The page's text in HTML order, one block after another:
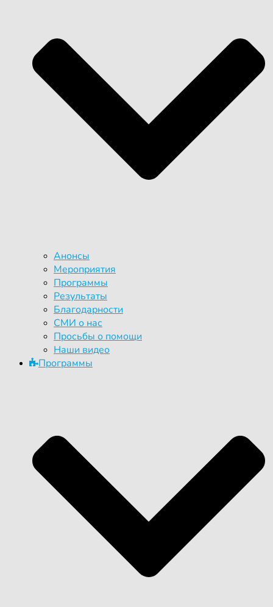
Анонсы
Мероприятия
Программы
Результаты
Благодарности
СМИ о нас
Просьбы о помощи
Наши видео
Программы